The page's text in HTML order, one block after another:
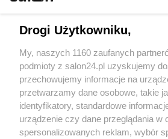
Sport
Społeczeństwo
Kultura
Drogi Użytkowniku,
My, naszych 1160 zaufanych
podmioty z salon24.pl uzyskujemy
przechowujemy informacje na
przetwarzamy dane osobowe, takie
identyfikatory, standardowe
urządzenie czy dane przeglądania w
spersonalizowanych reklam, wybór